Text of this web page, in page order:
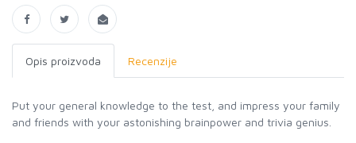
Opis proizvoda Recenzije
Put your general knowledge to the test, and impress your family
and friends with your astonishing brainpower and trivia genius.